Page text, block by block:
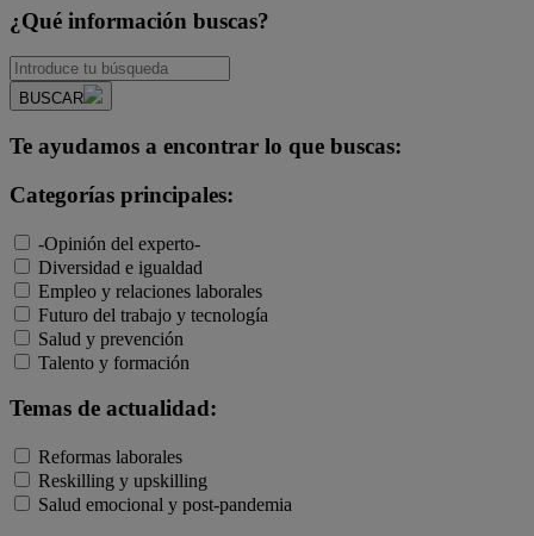
¿Qué información buscas?
BUSCAR
Te ayudamos a encontrar lo que buscas:
Categorías principales:
-Opinión del experto-
Diversidad e igualdad
Empleo y relaciones laborales
Futuro del trabajo y tecnología
Salud y prevención
Talento y formación
Temas de actualidad:
Reformas laborales
Reskilling y upskilling
Salud emocional y post-pandemia